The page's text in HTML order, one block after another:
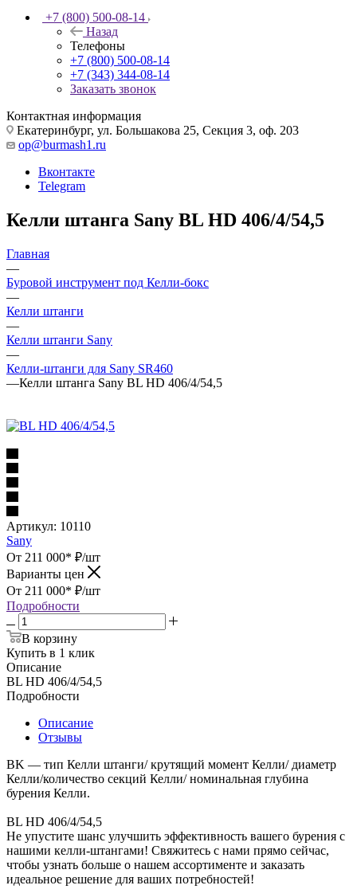
+7 (800) 500-08-14
Назад
Телефоны
+7 (800) 500-08-14
+7 (343) 344-08-14
Заказать звонок
Контактная информация
Екатеринбург, ул. Большакова 25, Секция 3, оф. 203
op@burmash1.ru
Вконтакте
Telegram
Келли штанга Sany BL HD 406/4/54,5
Главная
—
Буровой инструмент под Келли-бокс
—
Келли штанги
—
Келли штанги Sany
—
Келли-штанги для Sany SR460
—Келли штанга Sany BL HD 406/4/54,5
Артикул: 10110
Sany
От 211 000* ₽/шт
Варианты цен
От 211 000* ₽/шт
Подробности
В корзину
Купить в 1 клик
Описание
BL HD 406/4/54,5
Подробности
Описание
Отзывы
BK — тип Келли штанги/ крутящий момент Келли/ диаметр
Келли/количество секций Келли/ номинальная глубина
бурения Келли.
BL HD 406/4/54,5
Не упустите шанс улучшить эффективность вашего бурения с
нашими келли-штангами! Свяжитесь с нами прямо сейчас,
чтобы узнать больше о нашем ассортименте и заказать
идеальное решение для ваших потребностей!